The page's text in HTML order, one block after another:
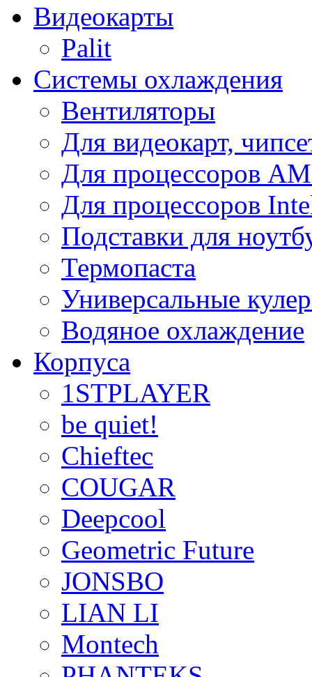
Видеокарты
Palit
Системы охлаждения
Вентиляторы
Для видеокарт,
Для процессоров
Для процессоров
Подставки для
Термопаста
Универсальные
Водяное охлаждение
Корпуса
1STPLAYER
be quiet!
Chieftec
COUGAR
Deepcool
Geometric Future
JONSBO
LIAN LI
Montech